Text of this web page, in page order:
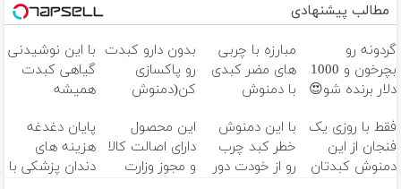
مطالب پیشنهادی
گردونه رو
بچرخون و 1000
دلار برنده شو😍
مبارزه با چربی
های مضر کبدی
با دمنوش
کبد(تخفیف تا
امشب)
بدون دارو کبدت
رو پاکسازی
کن(دمنوش
با این نوشیدنی
گیاهی کبدت
همیشه
فقط با روزی یک
فنجان از این
دمنوش کبدتان
با این دمنوش
خطر کبد چرب
رو از خودت دور
این محصول
دارای اصالت کالا
و مجوز وزارت
پایان دغدغه
هزینه های
دندان پزشکی با